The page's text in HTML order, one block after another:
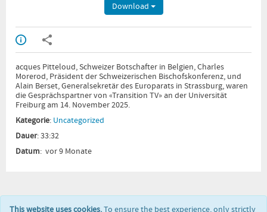
Download
acques Pitteloud, Schweizer Botschafter in Belgien, Charles
Morerod, Präsident der Schweizerischen Bischofskonferenz, und
Alain Berset, Generalsekretär des Europarats in Strassburg, waren
die Gesprächspartner von «Transition TV» an der Universität
Freiburg am 14. November 2025.
Kategorie: Uncategorized
Dauer: 33:32
Datum: vor 9 Monate
This website uses cookies.To ensure the best experience, only strictly